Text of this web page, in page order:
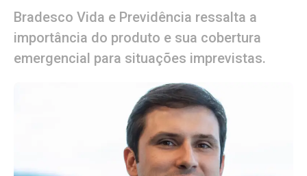
Bradesco Vida e Previdência ressalta a
importância do produto e sua cobertura
emergencial para situações imprevistas.